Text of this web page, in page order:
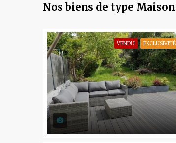
Nos biens de type Maison
VENDU EXCLUSIVITÉ